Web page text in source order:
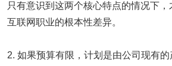
只有意识到这两个核心特点的情况下
互联网职业的根本性差异。
2. 如果预算有限，计划是由公司现有